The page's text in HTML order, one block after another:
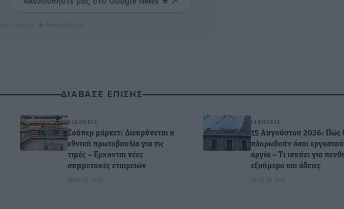
ΔΙΑΒΑΣΕ ΕΠΙΣΗΣ
ΕΙΔΉΣΕΙΣ
Σούπερ μάρκετ: Διευρύνεται η
εθνική πρωτοβουλία για τις
τιμές – Eρχονται νέες
συμμετοχές εταιρειών
08.08.26 · 11:20
ΕΙΔΉΣΕΙΣ
15 Αυγούστου 2026: Πώς
πληρωθούν όσοι
αργία – Τι ισχύει για
εξαήμερο και άδειες
08.08.26 · 11:15